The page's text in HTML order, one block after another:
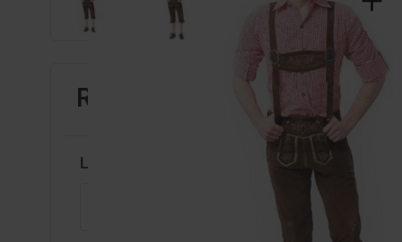
Rudi Lang Pakket 3-Delig
Lederhose met Bretels *